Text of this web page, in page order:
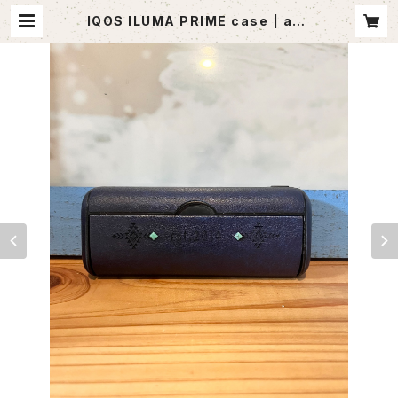
IQOS ILUMA PRIME case | ago
utlet